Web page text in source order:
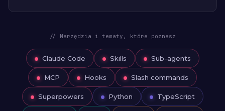
// Narzędzia i tematy, które poznasz
Claude Code Skills Sub-agents
MCP Hooks Slash commands
Superpowers Python TypeScript